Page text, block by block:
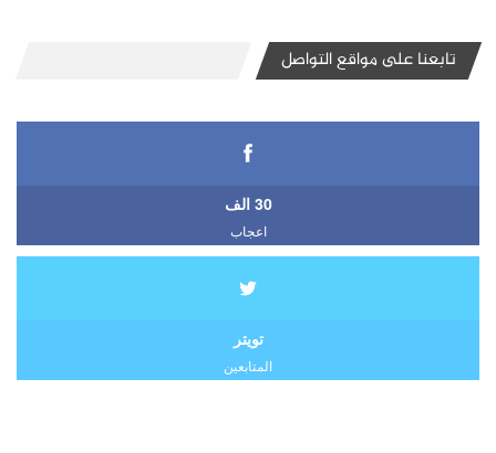
تابعنا على مواقع التواصل
30 الف
اعجاب
تويتر
المتابعين